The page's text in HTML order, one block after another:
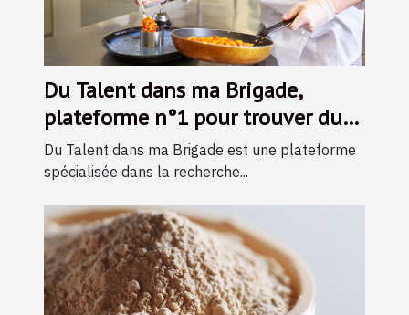
Du Talent dans ma Brigade,
plateforme n°1 pour trouver du
travail en cuisine !
Du Talent dans ma Brigade est une plateforme
spécialisée dans la recherche...